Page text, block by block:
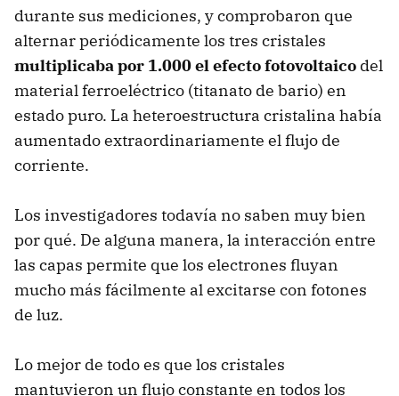
durante sus mediciones, y comprobaron que
alternar periódicamente los tres cristales
multiplicaba por 1.000 el efecto fotovoltaico del
material ferroeléctrico (titanato de bario) en
estado puro. La heteroestructura cristalina había
aumentado extraordinariamente el flujo de
corriente.
Los investigadores todavía no saben muy bien
por qué. De alguna manera, la interacción entre
las capas permite que los electrones fluyan
mucho más fácilmente al excitarse con fotones
de luz.
Lo mejor de todo es que los cristales
mantuvieron un flujo constante en todos los